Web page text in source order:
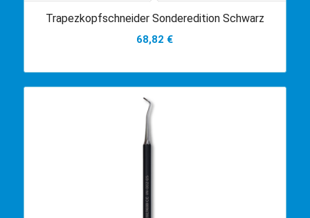
Trapezkopfschneider Sonderedition Schwarz
68,82 €